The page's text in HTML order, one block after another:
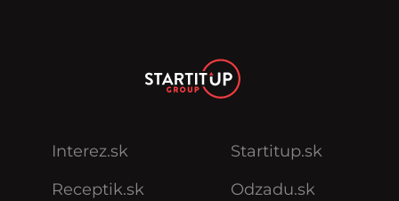
Interez.sk
Receptik.sk
Startitup.sk
Odzadu.sk